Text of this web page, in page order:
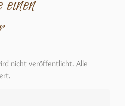
nicht veröffentlicht. Alle